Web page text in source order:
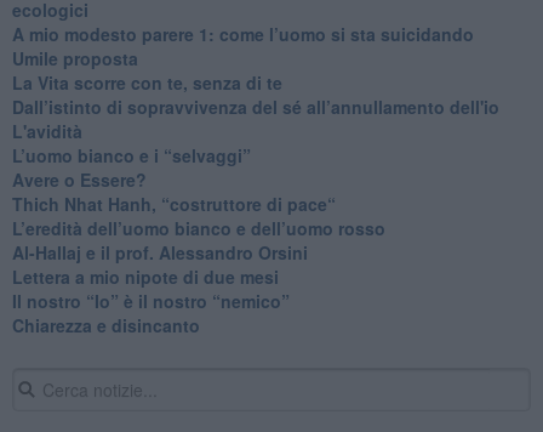
ecologici
​A mio modesto parere 1: come l’uomo si sta suicidando
​Umile proposta
​La Vita scorre con te, senza di te
​Dall’istinto di sopravvivenza del sé all’annullamento dell'io
L'avidità
​L’uomo bianco e i “selvaggi”
​Avere o Essere?
​Thich Nhat Hanh, “costruttore di pace“
​L’eredità dell’uomo bianco e dell’uomo rosso
Al-Hallaj e il prof. Alessandro Orsini
​Lettera a mio nipote di due mesi
​Il nostro “Io” è il nostro “nemico”
​Chiarezza e disincanto